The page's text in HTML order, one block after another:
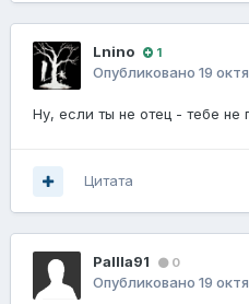
Lnino 1
Опубликовано 19
Ну, если ты не отец - тебе не
Цитата
PaIIIa91 0
Опубликовано 19